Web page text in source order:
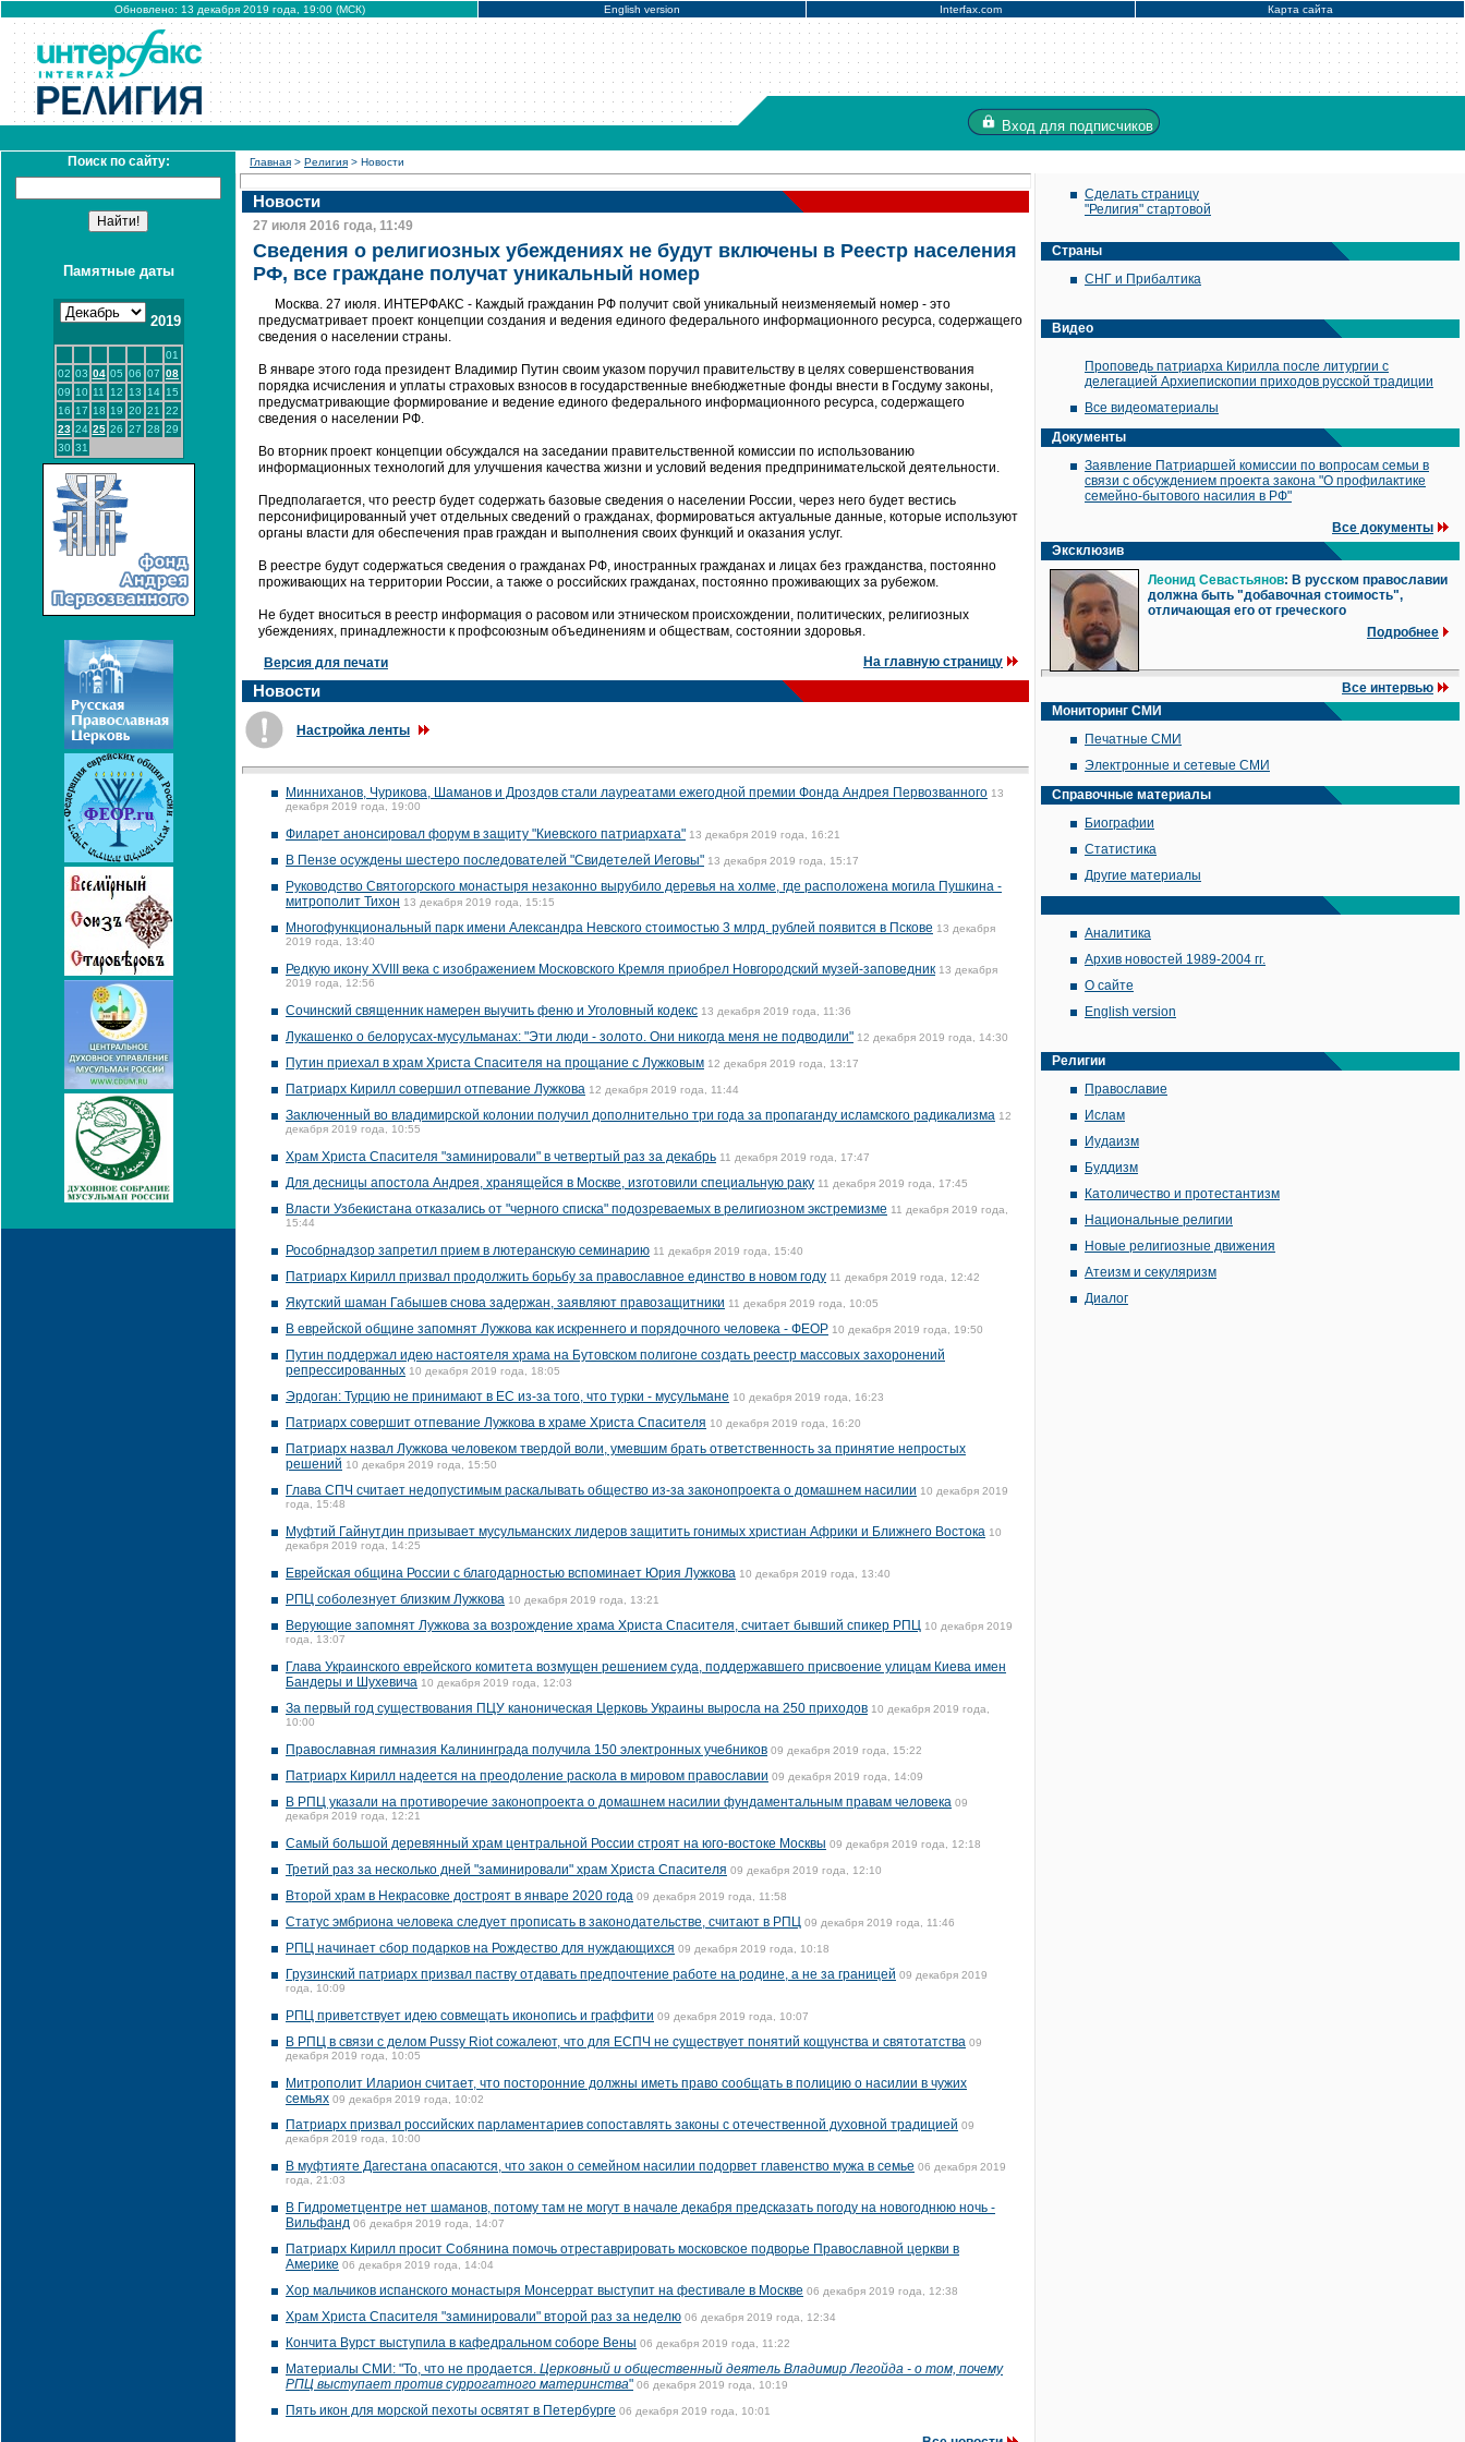
Обновлено: 13 декабря 2019 года, 19:00 (МСК) English version Interfax.com Карта сайта
Вход для подписчиков
Поиск по сайту:
Памятные даты
2019
01
02 03 04 05 06 07 08
09 10 11 12 13 14 15
16 17 18 19 20 21
22
23 24 25 26 27 28 29
30 31
Главная > Религия > Новости
Новости
27 июля 2016 года, 11:49
Сведения о религиозных убеждениях не будут включены в Реестр населения
РФ, все граждане получат уникальный номер
Москва. 27 июля. ИНТЕРФАКС - Каждый гражданин РФ получит свой уникальный неизменяемый номер - это
предусматривает проект концепции создания и ведения единого федерального информационного ресурса, содержащего
сведения о населении страны.
В январе этого года президент Владимир Путин своим указом поручил правительству в целях совершенствования
порядка исчисления и уплаты страховых взносов в государственные внебюджетные фонды внести в Госдуму законы,
предусматривающие формирование и ведение единого федерального информационного ресурса, содержащего
сведения о населении РФ.
Во вторник проект концепции обсуждался на заседании правительственной комиссии по использованию
информационных технологий для улучшения качества жизни и условий ведения предпринимательской деятельности.
Предполагается, что реестр будет содержать базовые сведения о населении России, через него будет вестись
персонифицированный учет отдельных сведений о гражданах, формироваться актуальные данные, которые используют
органы власти для обеспечения прав граждан и выполнения своих функций и оказания услуг.
В реестре будут содержаться сведения о гражданах РФ, иностранных гражданах и лицах без гражданства, постоянно
проживающих на территории России, а также о российских гражданах, постоянно проживающих за рубежом.
Не будет вноситься в реестр информация о расовом или этническом происхождении, политических, религиозных
убеждениях, принадлежности к профсоюзным объединениям и обществам, состоянии здоровья.
Версия для печати На главную страницу
Новости
Настройка ленты
Минниханов, Чурикова, Шаманов и Дроздов стали лауреатами ежегодной премии Фонда Андрея Первозванного 13
декабря 2019 года, 19:00
Филарет анонсировал форум в защиту "Киевского патриархата" 13 декабря 2019 года, 16:21
В Пензе осуждены шестеро последователей "Свидетелей Иеговы" 13 декабря 2019 года, 15:17
Руководство Святогорского монастыря незаконно вырубило деревья на холме, где расположена могила Пушкина -
митрополит Тихон 13 декабря 2019 года, 15:15
Многофункциональный парк имени Александра Невского стоимостью 3 млрд. рублей появится в Пскове 13 декабря
2019 года, 13:40
Редкую икону XVIII века с изображением Московского Кремля приобрел Новгородский музей-заповедник 13 декабря
2019 года, 12:56
Сочинский священник намерен выучить феню и Уголовный кодекс 13 декабря 2019 года, 11:36
Лукашенко о белорусах-мусульманах: "Эти люди - золото. Они никогда меня не подводили" 12 декабря 2019 года, 14:30
Путин приехал в храм Христа Спасителя на прощание с Лужковым 12 декабря 2019 года, 13:17
Патриарх Кирилл совершил отпевание Лужкова 12 декабря 2019 года, 11:44
Заключенный во владимирской колонии получил дополнительно три года за пропаганду исламского радикализма 12
декабря 2019 года, 10:55
Храм Христа Спасителя "заминировали" в четвертый раз за декабрь 11 декабря 2019 года, 17:47
Для десницы апостола Андрея, хранящейся в Москве, изготовили специальную раку 11 декабря 2019 года, 17:45
Власти Узбекистана отказались от "черного списка" подозреваемых в религиозном экстремизме 11 декабря 2019 года,
15:44
Рособрнадзор запретил прием в лютеранскую семинарию 11 декабря 2019 года, 15:40
Патриарх Кирилл призвал продолжить борьбу за православное единство в новом году 11 декабря 2019 года, 12:42
Якутский шаман Габышев снова задержан, заявляют правозащитники 11 декабря 2019 года, 10:05
В еврейской общине запомнят Лужкова как искреннего и порядочного человека - ФЕОР 10 декабря 2019 года, 19:50
Путин поддержал идею настоятеля храма на Бутовском полигоне создать реестр массовых захоронений
репрессированных 10 декабря 2019 года, 18:05
Эрдоган: Турцию не принимают в ЕС из-за того, что турки - мусульмане 10 декабря 2019 года, 16:23
Патриарх совершит отпевание Лужкова в храме Христа Спасителя 10 декабря 2019 года, 16:20
Патриарх назвал Лужкова человеком твердой воли, умевшим брать ответственность за принятие непростых
решений 10 декабря 2019 года, 15:50
Глава СПЧ считает недопустимым раскалывать общество из-за законопроекта о домашнем насилии 10 декабря 2019
года, 15:48
Муфтий Гайнутдин призывает мусульманских лидеров защитить гонимых христиан Африки и Ближнего Востока 10
декабря 2019 года, 14:25
Еврейская община России с благодарностью вспоминает Юрия Лужкова 10 декабря 2019 года, 13:40
РПЦ соболезнует близким Лужкова 10 декабря 2019 года, 13:21
Верующие запомнят Лужкова за возрождение храма Христа Спасителя, считает бывший спикер РПЦ 10 декабря 2019
года, 13:07
Глава Украинского еврейского комитета возмущен решением суда, поддержавшего присвоение улицам Киева имен
Бандеры и Шухевича 10 декабря 2019 года, 12:03
За первый год существования ПЦУ каноническая Церковь Украины выросла на 250 приходов 10 декабря 2019 года,
10:00
Православная гимназия Калининграда получила 150 электронных учебников 09 декабря 2019 года, 15:22
Патриарх Кирилл надеется на преодоление раскола в мировом православии 09 декабря 2019 года, 14:09
В РПЦ указали на противоречие законопроекта о домашнем насилии фундаментальным правам человека 09
декабря 2019 года, 12:21
Самый большой деревянный храм центральной России строят на юго-востоке Москвы 09 декабря 2019 года, 12:18
Третий раз за несколько дней "заминировали" храм Христа Спасителя 09 декабря 2019 года, 12:10
Второй храм в Некрасовке достроят в январе 2020 года 09 декабря 2019 года, 11:58
Статус эмбриона человека следует прописать в законодательстве, считают в РПЦ 09 декабря 2019 года, 11:46
РПЦ начинает сбор подарков на Рождество для нуждающихся 09 декабря 2019 года, 10:18
Грузинский патриарх призвал паству отдавать предпочтение работе на родине, а не за границей 09 декабря 2019
года, 10:09
РПЦ приветствует идею совмещать иконопись и граффити 09 декабря 2019 года, 10:07
В РПЦ в связи с делом Pussy Riot сожалеют, что для ЕСПЧ не существует понятий кощунства и святотатства 09
декабря 2019 года, 10:05
Митрополит Иларион считает, что посторонние должны иметь право сообщать в полицию о насилии в чужих
семьях 09 декабря 2019 года, 10:02
Патриарх призвал российских парламентариев сопоставлять законы с отечественной духовной традицией 09
декабря 2019 года, 10:00
В муфтияте Дагестана опасаются, что закон о семейном насилии подорвет главенство мужа в семье 06 декабря 2019
года, 21:03
В Гидрометцентре нет шаманов, потому там не могут в начале декабря предсказать погоду на новогоднюю ночь -
Вильфанд 06 декабря 2019 года, 14:07
Патриарх Кирилл просит Собянина помочь отреставрировать московское подворье Православной церкви в
Америке 06 декабря 2019 года, 14:04
Хор мальчиков испанского монастыря Монсеррат выступит на фестивале в Москве 06 декабря 2019 года, 12:38
Храм Христа Спасителя "заминировали" второй раз за неделю 06 декабря 2019 года, 12:34
Кончита Вурст выступила в кафедральном соборе Вены 06 декабря 2019 года, 11:22
Материалы СМИ: "То, что не продается. Церковный и общественный деятель Владимир Легойда - о том, почему
РПЦ выступает против суррогатного материнства" 06 декабря 2019 года, 10:19
Пять икон для морской пехоты освятят в Петербурге 06 декабря 2019 года, 10:01
Сделать страницу
"Религия" стартовой
Страны
СНГ и Прибалтика
Видео
Проповедь патриарха Кирилла после литургии с
делегацией Архиепископии приходов русской традиции
Все видеоматериалы
Документы
Заявление Патриаршей комиссии по вопросам семьи в
связи с обсуждением проекта закона "О профилактике
семейно-бытового насилия в РФ"
Все документы
Эксклюзив
Леонид Севастьянов: В русском православии
должна быть "добавочная стоимость",
отличающая его от греческого
Подробнее
Все интервью
Мониторинг СМИ
Печатные СМИ
Электронные и сетевые СМИ
Справочные материалы
Биографии
Статистика
Другие материалы
Аналитика
Архив новостей 1989-2004 гг.
О сайте
English version
Религии
Православие
Ислам
Иудаизм
Буддизм
Католичество и протестантизм
Национальные религии
Новые религиозные движения
Атеизм и секуляризм
Диалог